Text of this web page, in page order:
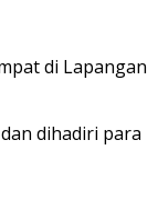
di Lapangan
dihadiri para